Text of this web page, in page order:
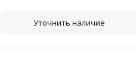
Уточнить наличие